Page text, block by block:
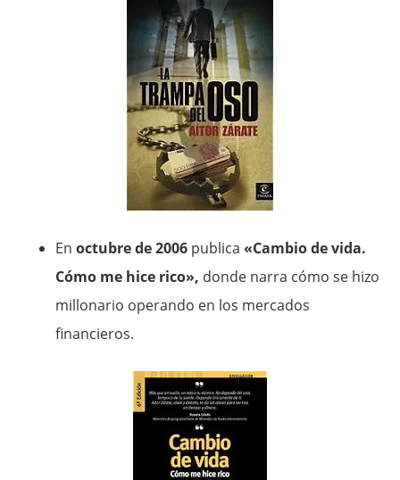
Enoctubre de 2006 publica«Cambio de vida.
Cómo me hice rico», donde narra cómo se hizo
millonario operando en los mercados
financieros.